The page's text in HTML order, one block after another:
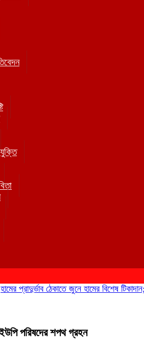
প্রাদুর্ভাব ঠেকাতে জুনে হামের বিশেষ টিকাদান;
পরিষদের শপথ গ্রহন